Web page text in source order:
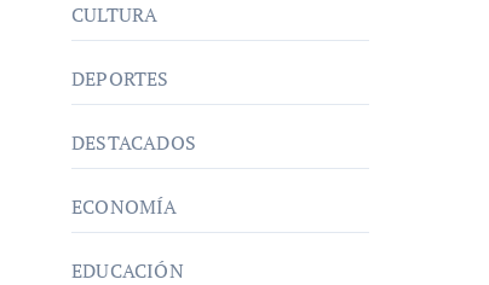
CULTURA
DEPORTES
DESTACADOS
ECONOMÍA
EDUCACIÓN